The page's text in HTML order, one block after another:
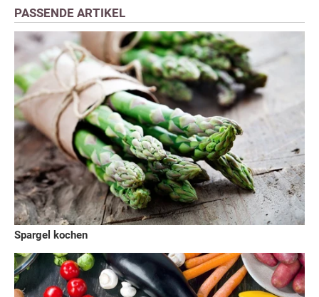
PASSENDE ARTIKEL
Spargel kochen